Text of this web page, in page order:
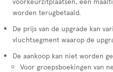
worden terugbetaald.
De prijs van de upgrade kan
vluchtsegment waarop de
De aankoop kan niet worden
Voor groepsboekingen van